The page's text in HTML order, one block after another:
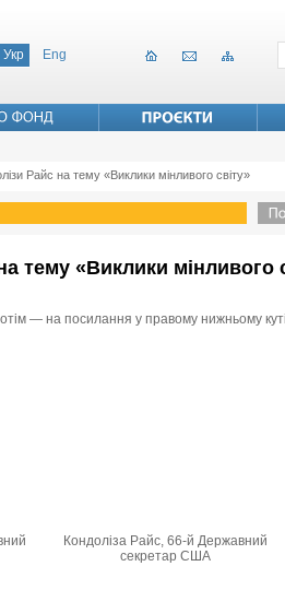
Укр Eng
Райс на тему «Виклики мінливого світу»
тему «Виклики мінливого
— на посилання у правому нижньому куті
Кондоліза Райс, 66-й Державний
секретар США